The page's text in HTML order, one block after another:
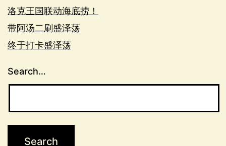
洛克王国联动海底捞！
带阿汤二刷盛泽荡
终于打卡盛泽荡
Search…